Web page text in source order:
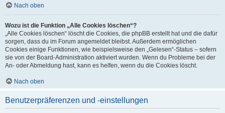
Nach oben
Wozu ist die Funktion „Alle Cookies löschen“?
„Alle Cookies löschen“ löscht die Cookies, die phpBB erstellt hat und die dafür
sorgen, dass du im Forum angemeldet bleibst. Außerdem ermöglichen
Cookies einige Funktionen, wie beispielsweise den „Gelesen“-Status – sofern
sie von der Board-Administration aktiviert wurden. Wenn du Probleme bei der
An- oder Abmeldung hast, kann es helfen, wenn du die Cookies löscht.
Nach oben
Benutzerpräferenzen und -einstellungen